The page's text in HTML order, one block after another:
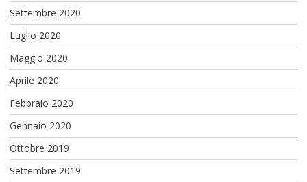
Settembre 2020
Luglio 2020
Maggio 2020
Aprile 2020
Febbraio 2020
Gennaio 2020
Ottobre 2019
Settembre 2019